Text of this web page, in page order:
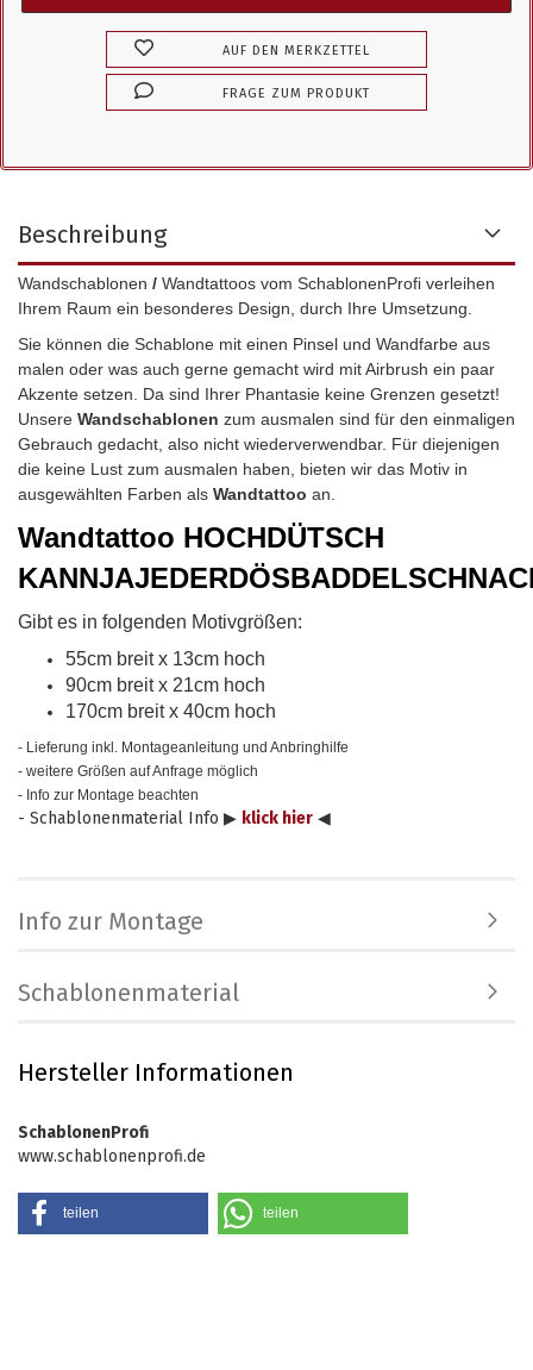
AUF DEN MERKZETTEL
FRAGE ZUM PRODUKT
Beschreibung
Wandschablonen / Wandtattoos vom SchablonenProfi verleihen
Ihrem Raum ein besonderes Design, durch Ihre Umsetzung.
Sie können die Schablone mit einen Pinsel und Wandfarbe aus
malen oder was auch gerne gemacht wird mit Airbrush ein paar
Akzente setzen. Da sind Ihrer Phantasie keine Grenzen gesetzt!
Unsere Wandschablonen zum ausmalen sind für den einmaligen
Gebrauch gedacht, also nicht wiederverwendbar. Für diejenigen
die keine Lust zum ausmalen haben, bieten wir das Motiv in
ausgewählten Farben als Wandtattoo an.
Wandtattoo HOCHDÜTSCH
Gibt es in folgenden Motivgrößen:
55cm breit x 13cm hoch
90cm breit x 21cm hoch
170cm breit x 40cm hoch
- Lieferung inkl. Montageanleitung und Anbringhilfe
- weitere Größen auf Anfrage möglich
- Info zur Montage beachten
- Schablonenmaterial Info ▶ klick hier ◀
Info zur Montage
Schablonenmaterial
Hersteller Informationen
SchablonenProfi
www.schablonenprofi.de
teilen teilen